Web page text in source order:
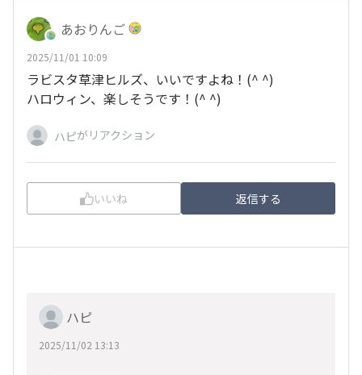
あおりんご
2025/11/01 10:09
ラビスタ草津ヒルズ、いいですよね！(^ ^)
ハロウィン、楽しそうです！(^ ^)
ハピがリアクション
いいね 返信する
ハピ
2025/11/02 13:13